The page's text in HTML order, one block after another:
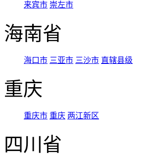
来宾市 崇左市
海南省
海口市 三亚市 三沙市 直辖县级
重庆
重庆市 重庆 两江新区
四川省